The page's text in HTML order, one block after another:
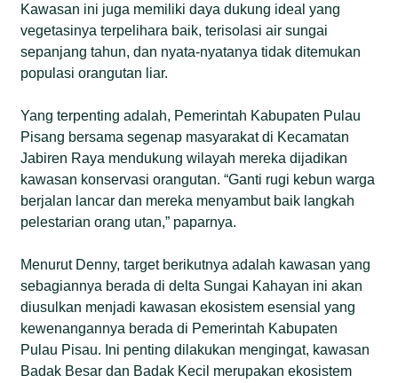
Kawasan ini juga memiliki daya dukung ideal yang
vegetasinya terpelihara baik, terisolasi air sungai
sepanjang tahun, dan nyata-nyatanya tidak ditemukan
populasi orangutan liar.
Yang terpenting adalah, Pemerintah Kabupaten Pulau
Pisang bersama segenap masyarakat di Kecamatan
Jabiren Raya mendukung wilayah mereka dijadikan
kawasan konservasi orangutan. “Ganti rugi kebun warga
berjalan lancar dan mereka menyambut baik langkah
pelestarian orang utan,” paparnya.
Menurut Denny, target berikutnya adalah kawasan yang
sebagiannya berada di delta Sungai Kahayan ini akan
diusulkan menjadi kawasan ekosistem esensial yang
kewenangannya berada di Pemerintah Kabupaten
Pulau Pisau. Ini penting dilakukan mengingat, kawasan
Badak Besar dan Badak Kecil merupakan ekosistem